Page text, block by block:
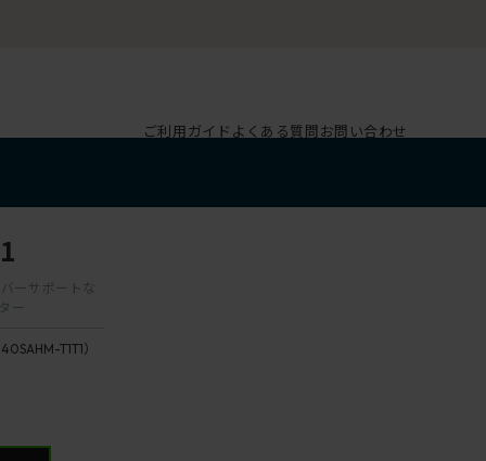
ご利用ガイド よくある質問お問い合わせ
ーサポートな
ー
T1T1）